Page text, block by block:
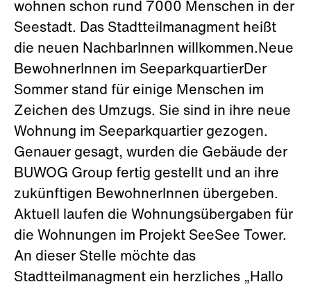
wohnen schon rund 7000 Menschen in der
Seestadt. Das Stadtteilmanagment heißt
die neuen NachbarInnen willkommen.Neue
BewohnerInnen im SeeparkquartierDer
Sommer stand für einige Menschen im
Zeichen des Umzugs. Sie sind in ihre neue
Wohnung im Seeparkquartier gezogen.
Genauer gesagt, wurden die Gebäude der
BUWOG Group fertig gestellt und an ihre
zukünftigen BewohnerInnen übergeben.
Aktuell laufen die Wohnungsübergaben für
die Wohnungen im Projekt SeeSee Tower.
An dieser Stelle möchte das
Stadtteilmanagment ein herzliches „Hallo